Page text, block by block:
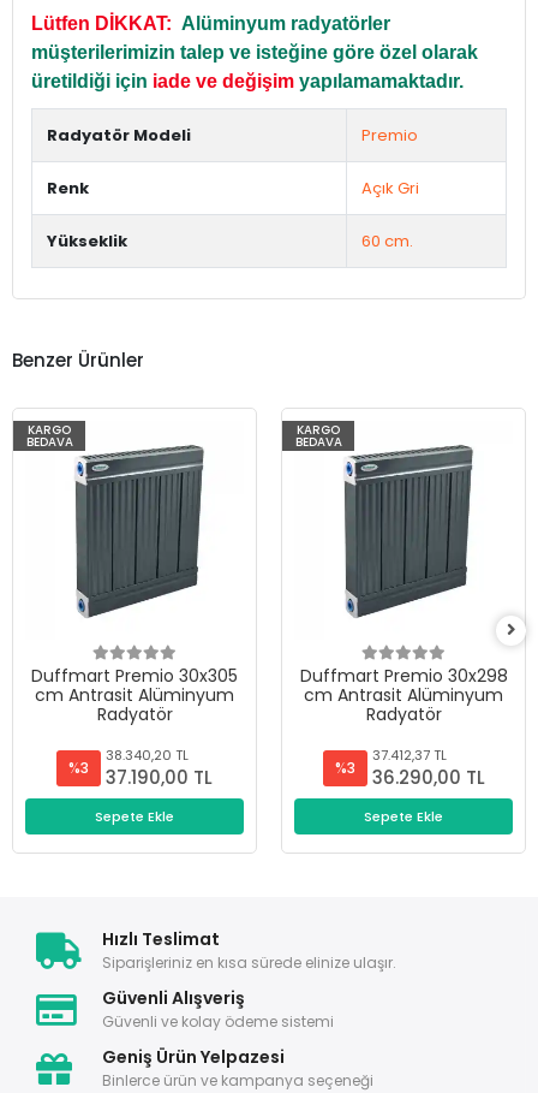
Lütfen DİKKAT: Alüminyum radyatörler
müşterilerimizin talep ve isteğine göre özel olarak
üretildiği için iade ve değişim yapılamamaktadır.
Radyatör Modeli Premio
Renk Açık Gri
Yükseklik 60 cm.
Benzer Ürünler
KARGO
BEDAVA
Duffmart Premio 30x305
cm Antrasit Alüminyum
Radyatör
%3
38.340,20 TL
37.190,00 TL
Sepete Ekle
KARGO
BEDAVA
Duffmart Premio 30x298
cm Antrasit Alüminyum
Radyatör
%3
37.412,37 TL
36.290,00 TL
Sepete Ekle
Hızlı Teslimat
Siparişleriniz en kısa sürede elinize ulaşır.
Güvenli Alışveriş
Güvenli ve kolay ödeme sistemi
Geniş Ürün Yelpazesi
Binlerce ürün ve kampanya seçeneği